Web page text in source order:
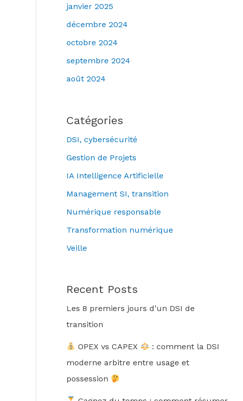
janvier 2025
décembre 2024
octobre 2024
septembre 2024
août 2024
Catégories
DSI, cybersécurité
Gestion de Projets
IA Intelligence Artificielle
Management SI, transition
Numérique responsable
Transformation numérique
Veille
Recent Posts
Les 8 premiers jours d’un DSI de
transition
OPEX vs CAPEX
: comment la DSI
moderne arbitre entre usage et
possession